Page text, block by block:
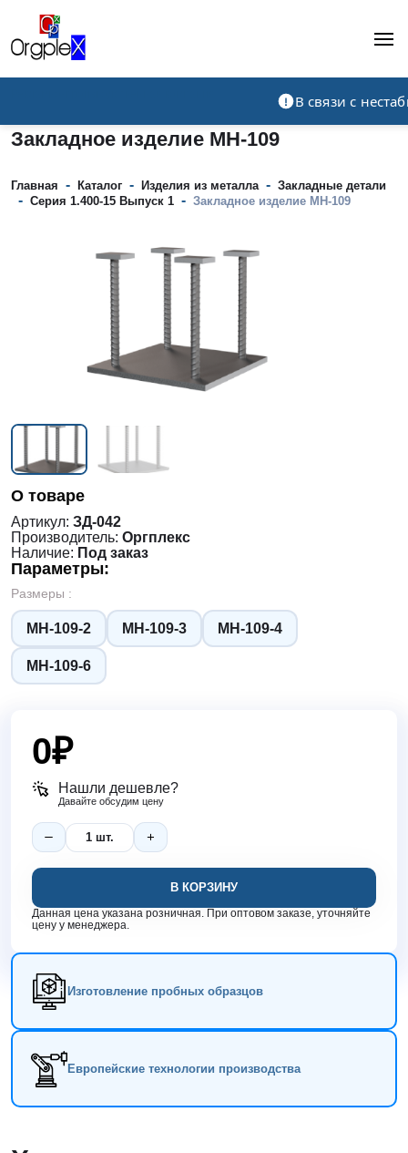
В связи с
Закладное изделие МН-109
Главная - Каталог - Изделия из металла - Закладные детали
- Серия 1.400-15 Выпуск 1 - Закладное изделие МН-109
О товаре
Артикул: ЗД-042
Производитель: Оргплекс
Наличие: Под заказ
Параметры:
Размеры :
МН-109-2 МН-109-3 МН-109-4
МН-109-6
0₽
Нашли дешевле?
Давайте обсудим цену
В КОРЗИНУ
Данная цена указана розничная. При оптовом заказе, уточняйте
цену у менеджера.
Изготовление пробных образцов
Европейские технологии производства